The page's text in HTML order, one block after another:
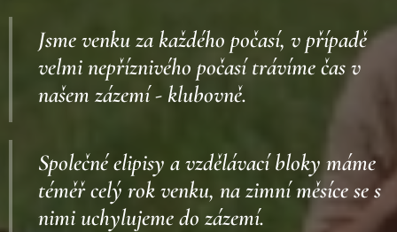
Jsme venku za každého počasí, v případě
velmi nepříznivého počasí trávíme čas v
našem zázemí - klubovně.
Společné elipisy a vzdělávací bloky máme
téměř celý rok venku, na zimní měsíce se s
nimi uchylujeme do zázemí.